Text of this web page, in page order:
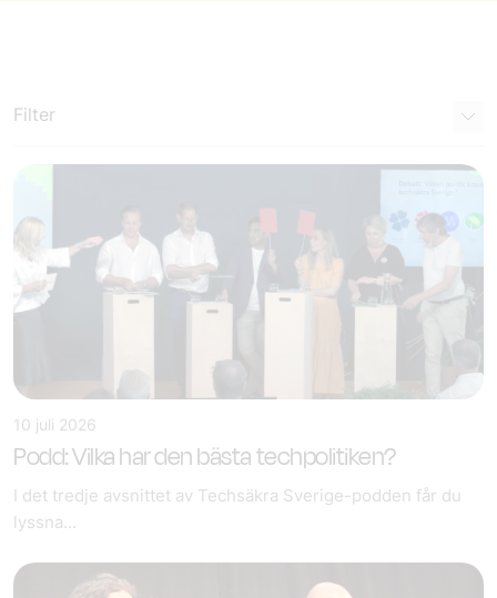
Filter
10 juli 2026
Podd: Vilka har den bästa techpolitiken?
I det tredje avsnittet av Techsäkra Sverige-podden får du
lyssna...